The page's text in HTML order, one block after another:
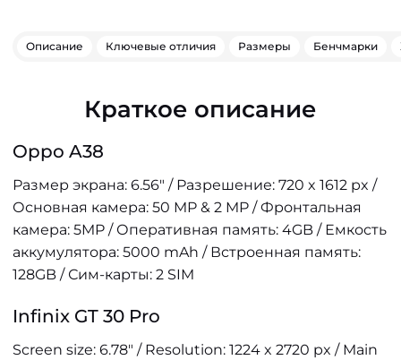
Описание Ключевые отличия Размеры Бенчмарки
Краткое описание
Oppo A38
Размер экрана: 6.56" / Разрешение: 720 x 1612 px /
Основная камера: 50 MP & 2 MP / Фронтальная
камера: 5MP / Оперативная память: 4GB / Емкость
аккумулятора: 5000 mAh / Встроенная память:
128GB / Сим-карты: 2 SIM
Infinix GT 30 Pro
Screen size: 6.78" / Resolution: 1224 x 2720 px / Main